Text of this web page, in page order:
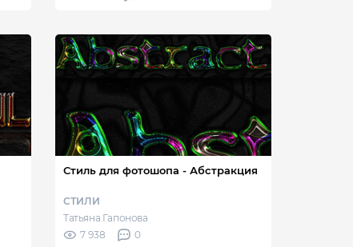
Стиль для фотошопа - Абстракция
СТИЛИ
Татьяна Гапонова
7 938
0